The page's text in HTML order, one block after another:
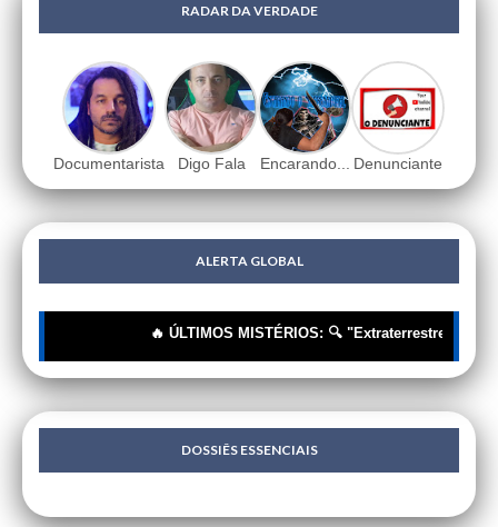
RADAR DA VERDADE
Documentarista Digo Fala Encarando... Denunciante
ALERTA GLOBAL
🔥 ÚLTIMOS MISTÉRIOS: 🔍 "Extraterrestres"? Não,
DOSSIÊS ESSENCIAIS